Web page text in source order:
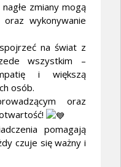
zmiany mogą
oraz wykonywanie
na świat z
wszystkim –
i większą
osób.
oraz
pomagają
czuje się ważny i